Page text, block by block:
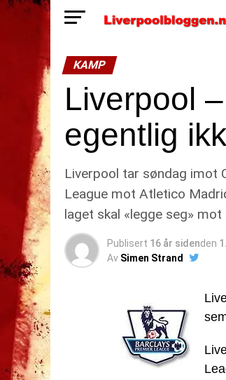
KAMP
Liverpool
egentlig
Liverpool tar søndag imot
League mot Atletico
laget skal «legge seg»
Publisert 16 år sidenden
Av Simen Strand